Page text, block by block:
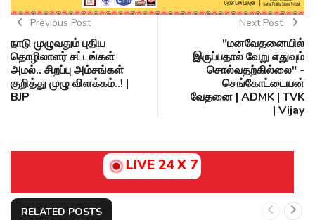
Previous Post
நாடு முழுவதும் புதிய
தொழிலாளர் சட்டங்கள்
அமல்.. சிறப்பு அம்சங்கள்
குறித்து முழு விளக்கம்..! |
BJP
Next Post
"மனவேதனையில்
இருப்பதால் வேறு எதுவும்
சொல்வதற்கில்லை" -
செங்கோட்டையன்
வேதனை | ADMK | TVK
| Vijay
LIVE 24 X 7
RELATED POSTS